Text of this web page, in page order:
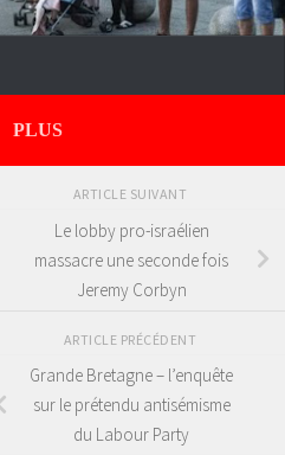
PLUS
ARTICLE SUIVANT
Le lobby pro-israélien
massacre une seconde fois
Jeremy Corbyn
ARTICLE PRÉCÉDENT
Grande Bretagne – l’enquête
sur le prétendu antisémisme
du Labour Party